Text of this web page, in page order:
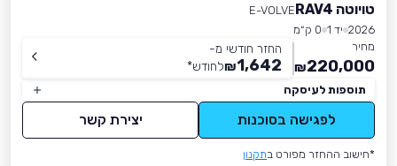
טויוטה RAV4
E-VOLVE
2026 יד 1
0 ק״מ
מחיר
220,000
₪
החזר חודשי מ-
1,642
₪לחודש*
תוספות לעיסקה
לפגישה בסוכנות יצירת קשר
*חישוב ההחזר מפורט בתקנון